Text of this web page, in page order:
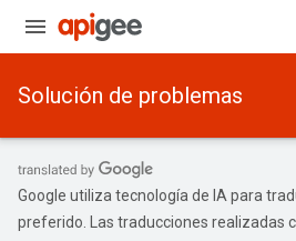
Solución de problemas
Google utiliza tecnología de IA para
preferido. Las traducciones realizadas